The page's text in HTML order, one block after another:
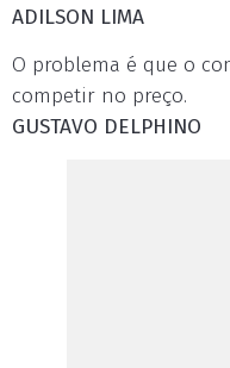
ADILSON LIMA
O problema é que o
competir no preço.
GUSTAVO DELPHINO